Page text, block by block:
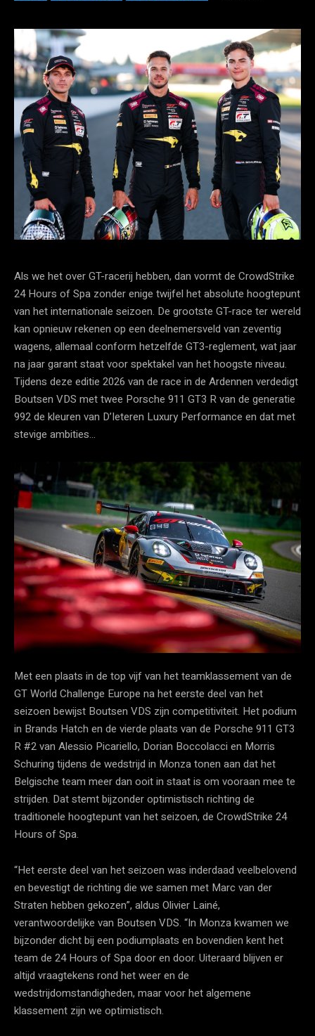
Als we het over GT-racerij hebben, dan vormt de CrowdStrike
24 Hours of Spa zonder enige twijfel het absolute hoogtepunt
van het internationale seizoen. De grootste GT-race ter wereld
kan opnieuw rekenen op een deelnemersveld van zeventig
wagens, allemaal conform hetzelfde GT3-reglement, wat jaar
na jaar garant staat voor spektakel van het hoogste niveau.
Tijdens deze editie 2026 van de race in de Ardennen verdedigt
Boutsen VDS met twee Porsche 911 GT3 R van de generatie
992 de kleuren van D’Ieteren Luxury Performance en dat met
stevige ambities…
Met een plaats in de top vijf van het teamklassement van de
GT World Challenge Europe na het eerste deel van het
seizoen bewijst Boutsen VDS zijn competitiviteit. Het podium
in Brands Hatch en de vierde plaats van de Porsche 911 GT3
R #2 van Alessio Picariello, Dorian Boccolacci en Morris
Schuring tijdens de wedstrijd in Monza tonen aan dat het
Belgische team meer dan ooit in staat is om vooraan mee te
strijden. Dat stemt bijzonder optimistisch richting de
traditionele hoogtepunt van het seizoen, de CrowdStrike 24
Hours of Spa.
“Het eerste deel van het seizoen was inderdaad veelbelovend
en bevestigt de richting die we samen met Marc van der
Straten hebben gekozen”, aldus Olivier Lainé,
verantwoordelijke van Boutsen VDS. “In Monza kwamen we
bijzonder dicht bij een podiumplaats en bovendien kent het
team de 24 Hours of Spa door en door. Uiteraard blijven er
altijd vraagtekens rond het weer en de
wedstrijdomstandigheden, maar voor het algemene
klassement zijn we optimistisch.